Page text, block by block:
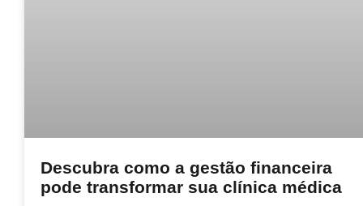
Descubra como a gestão financeira
pode transformar sua clínica médica